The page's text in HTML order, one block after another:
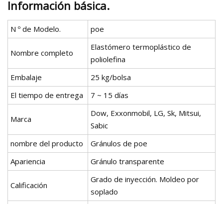
Información básica.
N º de Modelo. poe
Nombre completo
Elastómero termoplástico de
poliolefina
Embalaje
25 kg/bolsa
El tiempo de entrega
7 ~ 15 días
Marca
Dow, Exxonmobil, LG, Sk, Mitsui,
Sabic
nombre del producto
Gránulos de poe
Apariencia
Gránulo transparente
Calificación
Grado de inyección. Moldeo por
soplado